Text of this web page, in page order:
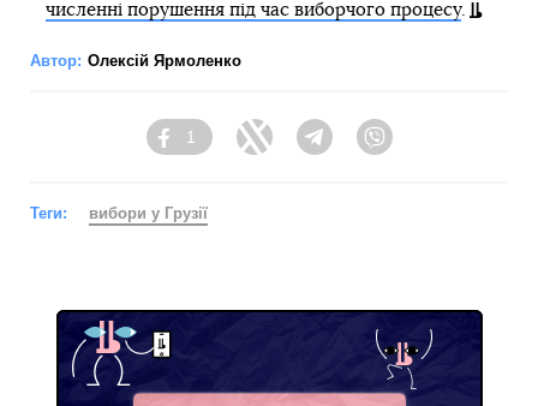
численні порушення під час виборчого процесу.
Автор: Олексій Ярмоленко
Facebook
1
Twitter Telegram
Теги: вибори у Грузії